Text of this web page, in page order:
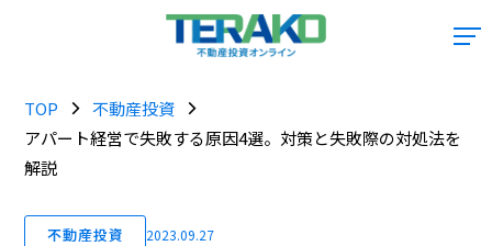
TOP
不動産投資
アパート経営で失敗する原因4選。対策と失敗際の対処法を
解説
不動産投資 2023.09.27